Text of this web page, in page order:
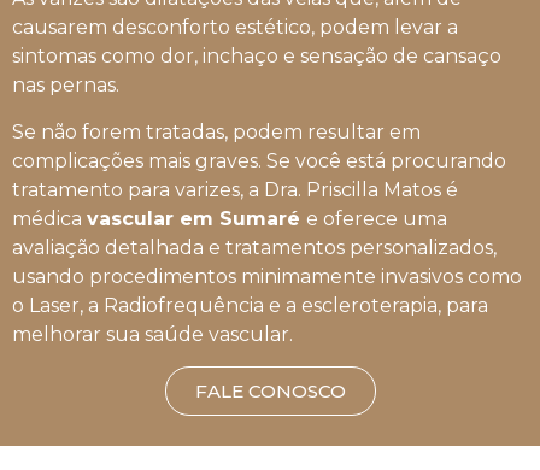
causarem desconforto estético, podem levar a
sintomas como dor, inchaço e sensação de cansaço
nas pernas.
Se não forem tratadas, podem resultar em
complicações mais graves. Se você está procurando
tratamento para varizes, a Dra. Priscilla Matos é
médica vascular em Sumaré e oferece uma
avaliação detalhada e tratamentos personalizados,
usando procedimentos minimamente invasivos como
o Laser, a Radiofrequência e a escleroterapia, para
melhorar sua saúde vascular.
FALE CONOSCO